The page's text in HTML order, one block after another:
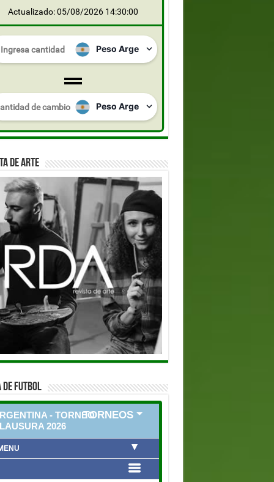
Actualizado: 05/08/2026 14:30:00
DE ARTE
DE FUTBOL